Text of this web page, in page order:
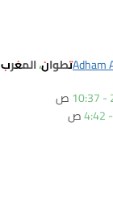
Adhamتطوان، المغرب